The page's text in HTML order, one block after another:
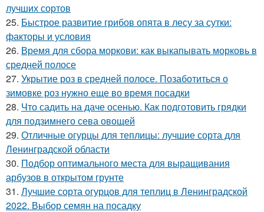
лучших сортов
25. Быстрое развитие грибов опята в лесу за сутки:
факторы и условия
26. Время для сбора моркови: как выкапывать морковь в
средней полосе
27. Укрытие роз в средней полосе. Позаботиться о
зимовке роз нужно еще во время посадки
28. Что садить на даче осенью. Как подготовить грядки
для подзимнего сева овощей
29. Отличные огурцы для теплицы: лучшие сорта для
Ленинградской области
30. Подбор оптимального места для выращивания
арбузов в открытом грунте
31. Лучшие сорта огурцов для теплиц в Ленинградской
2022. Выбор семян на посадку